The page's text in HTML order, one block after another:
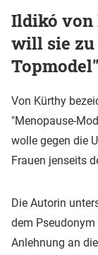
Ildikó von
will sie zu
Topmodel"
Von Kürthy
"Menopause-
wolle gegen die
Frauen jenseits
Die Autorin
dem
Anlehnung an